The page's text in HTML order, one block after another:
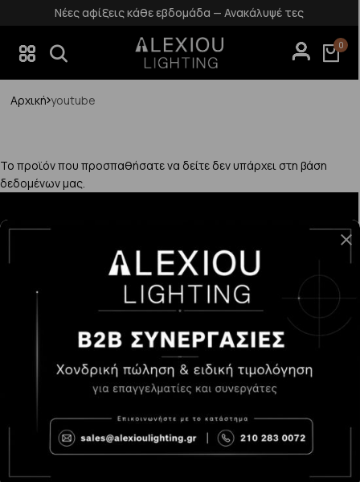
Νέες αφίξεις κάθε εβδομάδα — Ανακάλυψέ τες
0
Αρχική youtube
Το προϊόν που προσπαθήσατε να δείτε δεν υπάρχει στη βάση
δεδομένων μας.
Κατάστημα Χαλάνδρι:Σαρανταπόρου 55, 15232, Χαλάνδρι
sales@alexioulighting.gr
210 283 0072
6983123181